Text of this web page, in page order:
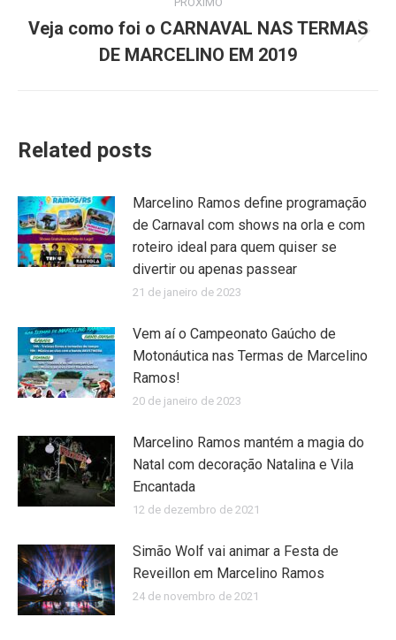
post:
Veja como foi o CARNAVAL NAS TERMAS
DE MARCELINO EM 2019
Related posts
Marcelino Ramos define programação
de Carnaval com shows na orla e com
roteiro ideal para quem quiser se
divertir ou apenas passear
21 de janeiro de 2023
Vem aí o Campeonato Gaúcho de
Motonáutica nas Termas de Marcelino
Ramos!
20 de janeiro de 2023
Marcelino Ramos mantém a magia do
Natal com decoração Natalina e Vila
Encantada
12 de dezembro de 2021
Simão Wolf vai animar a Festa de
Reveillon em Marcelino Ramos
24 de novembro de 2021